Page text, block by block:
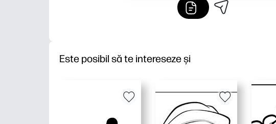
Este posibil să te intereseze și